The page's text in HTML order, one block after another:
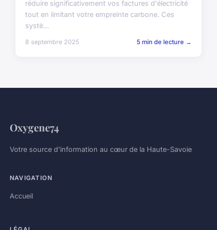
réduire significativement vos factures d'électricité
tout en limitant votre empreinte carbone. Ces
systè...
8 septembre 2025 5 min de lecture →
Oxygene74
Votre source d'information au cœur de la Haute-Savoie
NAVIGATION
Accueil